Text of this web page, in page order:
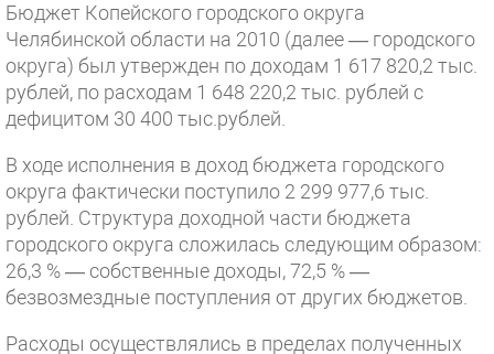
Бюджет Копейского городского округа
Челябинской области на 2010 (далее — городского
округа) был утвержден по доходам 1 617 820,2 тыс.
рублей, по расходам 1 648 220,2 тыс. рублей с
дефицитом 30 400 тыс.рублей.
В ходе исполнения в доход бюджета городского
округа фактически поступило 2 299 977,6 тыс.
рублей. Структура доходной части бюджета
городского округа сложилась следующим образом:
26,3 % — собственные доходы, 72,5 % —
безвозмездные поступления от других бюджетов.
Расходы осуществлялись в пределах полученных